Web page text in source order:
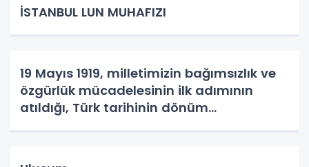
İSTANBUL LUN MUHAFIZI
19 Mayıs 1919, milletimizin bağımsızlık ve
özgürlük mücadelesinin ilk adımının
atıldığı, Türk tarihinin dönüm